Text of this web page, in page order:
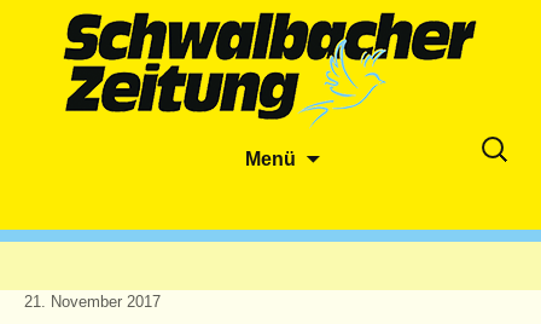
Menü
Suche
21. November 2017